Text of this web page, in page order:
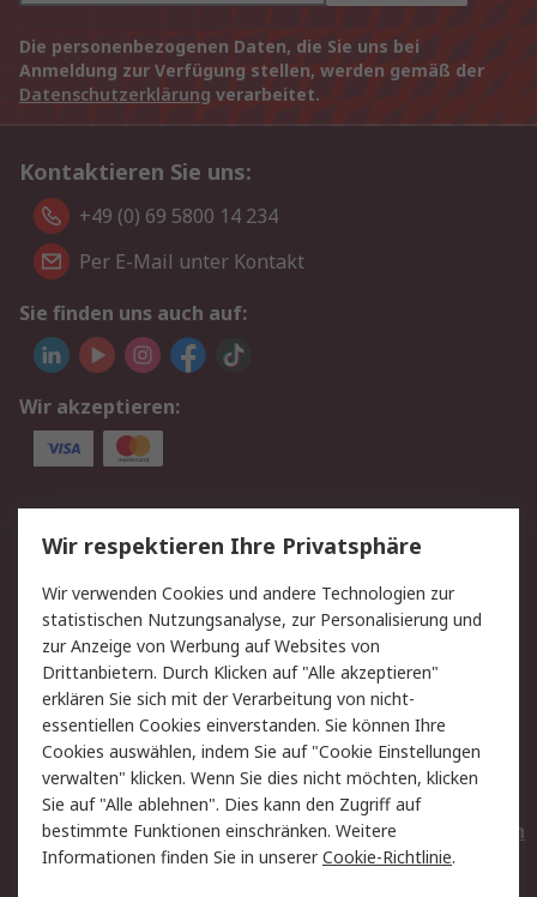
Die personenbezogenen Daten, die Sie uns bei
Anmeldung zur Verfügung stellen, werden gemäß der
Datenschutzerklärung verarbeitet.
Kontaktieren Sie uns:
+49 (0) 69 5800 14 234
Per E-Mail unter Kontakt
Sie finden uns auch auf:
Wir akzeptieren:
Service
Value Added Services
Lieferlösungen
Rücksendungen
Kontakt
Hilfe
Privatkunden
Rechtliches
AGB
Datenschutz
Cookie-Richtlinie
Zahlungsbedingungen
Copyright/Impressum
Entsorgung
Elektrogeräte/Batterien
Wir respektieren Ihre Privatsphäre
Wir verwenden Cookies und andere Technologien zur
statistischen Nutzungsanalyse, zur Personalisierung und
zur Anzeige von Werbung auf Websites von
Drittanbietern. Durch Klicken auf "Alle akzeptieren"
erklären Sie sich mit der Verarbeitung von nicht-
essentiellen Cookies einverstanden. Sie können Ihre
Cookies auswählen, indem Sie auf "Cookie Einstellungen
verwalten" klicken. Wenn Sie dies nicht möchten, klicken
Sie auf "Alle ablehnen". Dies kann den Zugriff auf
bestimmte Funktionen einschränken. Weitere
Informationen finden Sie in unsererCookie-Richtlinie.